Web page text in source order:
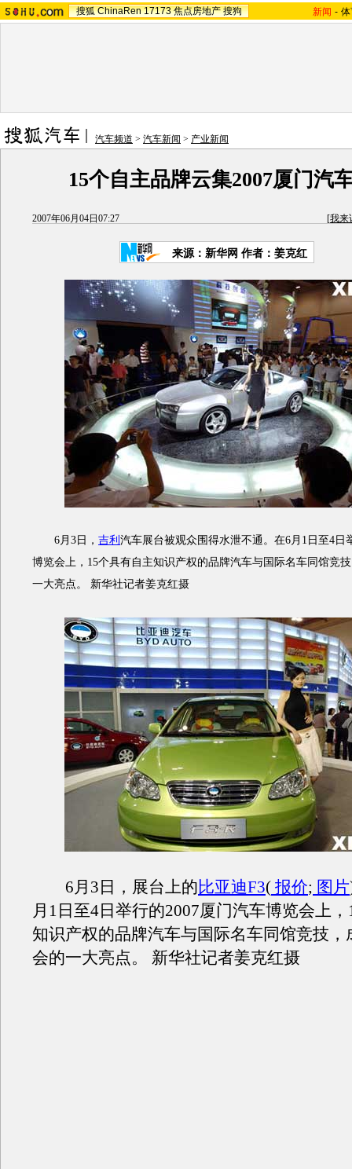
搜狐 ChinaRen 17173 焦点房地产 搜狗 新闻 -
汽车频道 > 汽车新闻 > 产业新闻
15个自主品牌云集2007厦门汽
2007年06月04日07:27 [我来
来源：新华网 作者：姜克红
6月3日， 吉利 汽车展台被观众围得水泄不通。在6月1日至4日
博览会上，15个具有自主知识产权的品牌汽车与国际名车同馆竞
一大亮点。 新华社记者姜克红摄
6月3日，展台上的比亚迪F3( 报价; 图片
月1日至4日举行的2007厦门汽车博览会上
知识产权的品牌汽车与国际名车同馆竞技，
会的一大亮点。 新华社记者姜克红摄